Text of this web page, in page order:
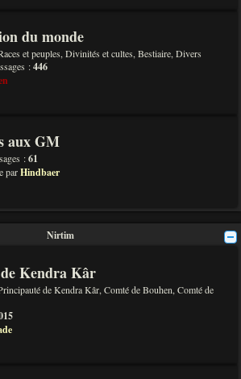
du monde
et peuples, Divinités et cultes, Bestiaire, Divers
:446
aux GM
:61
parHindbaer
Nirtim
Kendra Kâr
de Kendra Kâr, Comté de Bouhen, Comté de